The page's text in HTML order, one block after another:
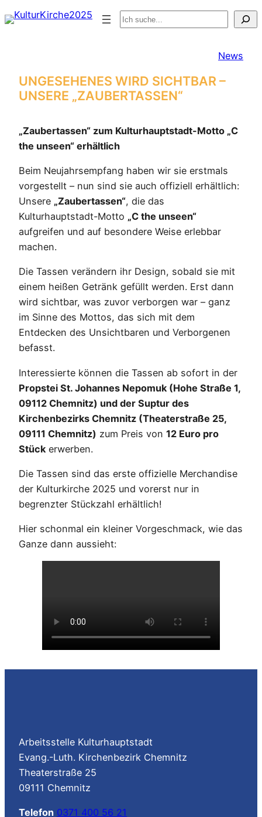
Zum
Inhalt
Suchen
News
UNGESEHENES WIRD SICHTBAR –
UNSERE „ZAUBERTASSEN“
„Zaubertassen“ zum Kulturhauptstadt-Motto „C
the unseen“ erhältlich
Beim Neujahrsempfang haben wir sie erstmals
vorgestellt – nun sind sie auch offiziell erhältlich:
Unsere „Zaubertassen“, die das
Kulturhauptstadt-Motto „C the unseen“
aufgreifen und auf besondere Weise erlebbar
machen.
Die Tassen verändern ihr Design, sobald sie mit
einem heißen Getränk gefüllt werden. Erst dann
wird sichtbar, was zuvor verborgen war – ganz
im Sinne des Mottos, das sich mit dem
Entdecken des Unsichtbaren und Verborgenen
befasst.
Interessierte können die Tassen ab sofort in der
Propstei St. Johannes Nepomuk (Hohe Straße 1,
09112 Chemnitz) und der Suptur des
Kirchenbezirks Chemnitz (Theaterstraße 25,
09111 Chemnitz) zum Preis von 12 Euro pro
Stück erwerben.
Die Tassen sind das erste offizielle Merchandise
der Kulturkirche 2025 und vorerst nur in
begrenzter Stückzahl erhältlich!
Hier schonmal ein kleiner Vorgeschmack, wie das
Ganze dann aussieht:
Arbeitsstelle Kulturhauptstadt
Evang.-Luth. Kirchenbezirk Chemnitz
Theaterstraße 25
09111 Chemnitz
Telefon 0371 400 56 21